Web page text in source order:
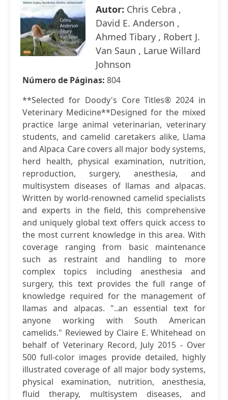
Autor: Chris Cebra ,
David E. Anderson ,
Ahmed Tibary , Robert J.
Van Saun , Larue Willard
Johnson
Número de Páginas: 804
**Selected for Doody's Core Titles® 2024 in
Veterinary Medicine**Designed for the mixed
practice large animal veterinarian, veterinary
students, and camelid caretakers alike, Llama
and Alpaca Care covers all major body systems,
herd health, physical examination, nutrition,
reproduction, surgery, anesthesia, and
multisystem diseases of llamas and alpacas.
Written by world-renowned camelid specialists
and experts in the field, this comprehensive
and uniquely global text offers quick access to
the most current knowledge in this area. With
coverage ranging from basic maintenance
such as restraint and handling to more
complex topics including anesthesia and
surgery, this text provides the full range of
knowledge required for the management of
llamas and alpacas. "..an essential text for
anyone working with South American
camelids." Reviewed by Claire E. Whitehead on
behalf of Veterinary Record, July 2015 - Over
500 full-color images provide detailed, highly
illustrated coverage of all major body systems,
physical examination, nutrition, anesthesia,
fluid therapy, multisystem diseases, and